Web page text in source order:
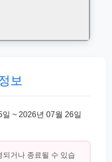
보
~ 2026년 07월 26일
거나 종료될 수 있습